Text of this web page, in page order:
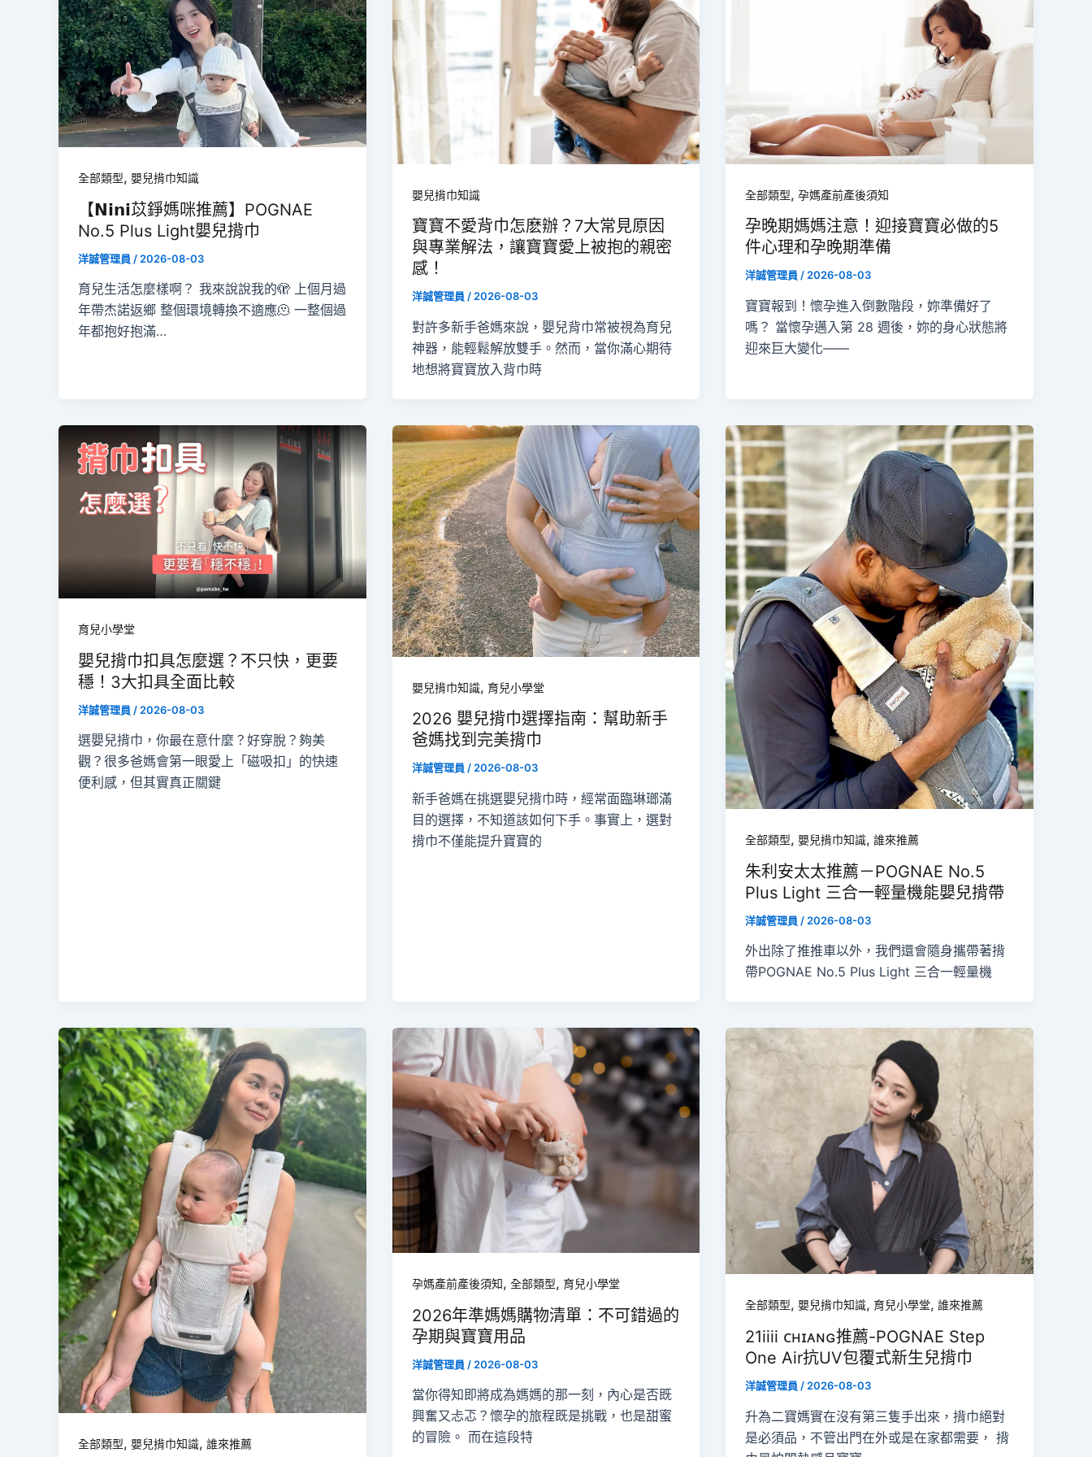
全部類型, 嬰兒揹巾知識
【𝗡𝗶𝗻𝗶苡錚媽咪推薦】POGNAE
No.5 Plus Light嬰兒揹巾
洋誠管理員 / 2026-08-03
育兒生活怎麼樣啊？ 我來說說我的🫣 上個月過
年帶杰諾返鄉 整個環境轉換不適應🫠 一整個過
年都抱好抱滿…
嬰兒揹巾知識
寶寶不愛背巾怎麽辦？7大常見原因
與專業解法，讓寶寶愛上被抱的親密
感！
洋誠管理員 /2026-08-03
對許多新手爸媽來說，嬰兒背巾常被視為育兒
神器，能輕鬆解放雙手。然而，當你滿心期待
地想將寶寶放入背巾時
全部類型,孕媽產前產後須知
孕晚期媽媽注意！迎接寶寶必做的5
件心理和孕晚期準備
洋誠管理員/2026-08-03
寶寶報到！懷孕進入倒數階段，妳準備好了
嗎？ 當懷孕邁入第 28 週後，妳的身心狀態將
迎來巨大變化——
育兒小學堂
嬰兒揹巾扣具怎麼選？不只快，更要
穩！3大扣具全面比較
洋誠管理員 / 2026-08-03
選嬰兒揹巾，你最在意什麼？好穿脫？夠美
觀？很多爸媽會第一眼愛上「磁吸扣」的快速
便利感，但其實真正關鍵
嬰兒揹巾知識, 育兒小學堂
2026 嬰兒揹巾選擇指南：幫助新手
爸媽找到完美揹巾
洋誠管理員 /2026-08-03
新手爸媽在挑選嬰兒揹巾時，經常面臨琳瑯滿
目的選擇，不知道該如何下手。事實上，選對
揹巾不僅能提升寶寶的
全部類型,嬰兒揹巾知識,誰來推薦
朱利安太太推薦－POGNAE No.5
Plus Light 三合一輕量機能嬰兒揹帶
洋誠管理員 / 2026-08-03
外出除了推推車以外，我們還會隨身攜帶著揹
帶POGNAE No.5 Plus Light 三合一輕量機
全部類型, 嬰兒揹巾知識, 誰來推薦
孕媽產前產後須知, 全部類型, 育兒小學堂
2026年準媽媽購物清單：不可錯過的
孕期與寶寶用品
洋誠管理員 / 2026-08-03
當你得知即將成為媽媽的那一刻，內心是否既
興奮又忐忑？懷孕的旅程既是挑戰，也是甜蜜
的冒險。 而在這段特
全部類型,嬰兒揹巾知識,育兒小學堂,誰來推薦
21iiii ᴄʜɪᴀɴɢ推薦-POGNAE Step
One Air抗UV包覆式新生兒揹巾
洋誠管理員 / 2026-08-03
升為二寶媽實在沒有第三隻手出來，揹巾絕對
是必須品，不管出門在外或是在家都需要， 揹